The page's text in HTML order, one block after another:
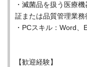
・滅菌品を扱う医療
証または品質管理業務
・PCスキル：Word
【歓迎経験】